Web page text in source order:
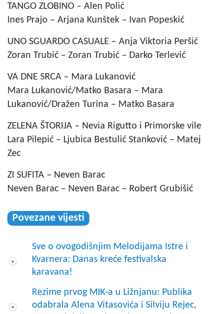
TANGO ZLOBINO – Alen Polić
Ines Prajo – Arjana Kunštek – Ivan Popeskić
UNO SGUARDO CASUALE – Anja Viktoria Peršić
Zoran Trubić – Zoran Trubić – Darko Terlević
VA DNE SRCA – Mara Lukanović
Mara Lukanović/Matko Basara – Mara
Lukanović/Dražen Turina – Matko Basara
ZELENA ŠTORIJA – Nevia Rigutto i Primorske vile
Lara Pilepić – Ljubica Bestulić Stanković – Matej
Zec
ZI SUFITA – Neven Barac
Neven Barac – Neven Barac – Robert Grubišić
Povezane vijesti
Sve o ovogodišnjim Melodijama Istre i
Kvarnera: Danas kreće festivalska
karavana!
Rezime prvog MIK-a u Ližnjanu: Publika
odabrala Alena Vitasovića i Silviju Rejec,